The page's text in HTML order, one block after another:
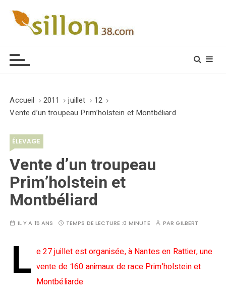
Accueil 2011 juillet
12
Vente d’un troupeau Prim’holstein et Montbéliard
ÉLEVAGE
Vente d’un troupeau
Prim’holstein et
Montbéliard
IL Y A 15 ANS TEMPS DE LECTURE :0 MINUTE PARGILBERT
L e 27 juillet est organisée, à Nantes en Rattier, une
vente de 160 animaux de race Prim’holstein et
Montbéliarde